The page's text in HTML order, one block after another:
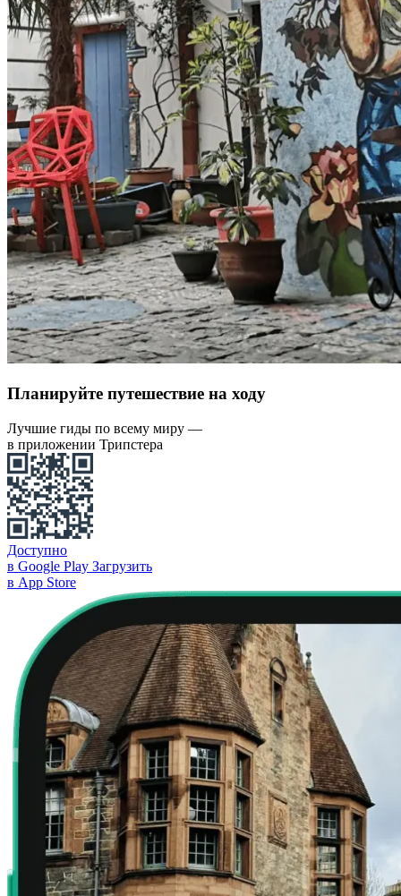
Планируйте путешествие на ходу
Лучшие гиды по всему миру —
в приложении Трипстера
Доступно
в Google Play Загрузить
в App Store